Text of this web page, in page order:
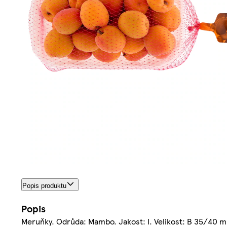
Popis produktu
Popis
Meruňky. Odrůda: Mambo. Jakost: I. Velikost: B 35/40